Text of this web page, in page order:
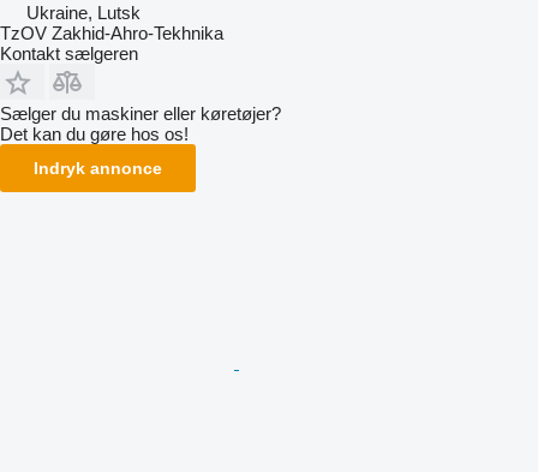
Ukraine, Lutsk
TzOV Zakhid-Ahro-Tekhnika
Kontakt sælgeren
Sælger du maskiner eller køretøjer?
Det kan du gøre hos os!
Indryk annonce